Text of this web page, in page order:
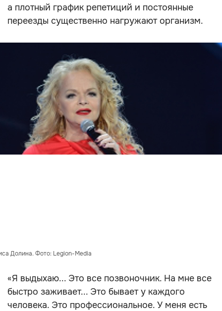
а плотный график репетиций и постоянные
переезды существенно нагружают организм.
Долина. Фото: Legion-Media
«Я выдыхаю... Это все позвоночник. На мне все
быстро заживает... Это бывает у каждого
человека. Это профессиональное. У меня есть